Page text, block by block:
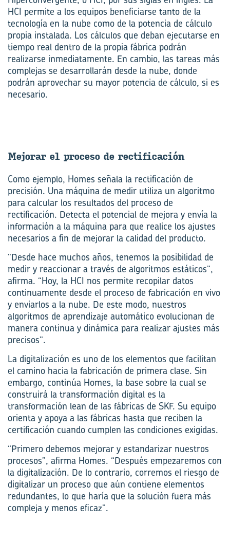
HCI permite a los equipos beneficiarse tanto de la
tecnología en la nube como de la potencia de cálculo
propia instalada. Los cálculos que deban ejecutarse en
tiempo real dentro de la propia fábrica podrán
realizarse inmediatamente. En cambio, las tareas más
complejas se desarrollarán desde la nube, donde
podrán aprovechar su mayor potencia de cálculo, si es
necesario.
Me­jo­rar el pro­ce­so de rec­ti­fi­ca­ción
Como ejemplo, Homes señala la rectificación de
precisión. Una máquina de medir utiliza un algoritmo
para calcular los resultados del proceso de
rectificación. Detecta el potencial de mejora y envía la
información a la máquina para que realice los ajustes
necesarios a fin de mejorar la calidad del producto.
“Desde hace muchos años, tenemos la posibilidad de
medir y reaccionar a través de algoritmos estáticos”,
afirma. “Hoy, la HCI nos permite recopilar datos
continuamente desde el proceso de fabricación en vivo
y enviarlos a la nube. De este modo, nuestros
algoritmos de aprendizaje automático evolucionan de
manera continua y dinámica para realizar ajustes más
precisos”.
La digitalización es uno de los elementos que facilitan
el camino hacia la fabricación de primera clase. Sin
embargo, continúa Homes, la base sobre la cual se
construirá la transformación digital es la
transformación lean de las fábricas de SKF. Su equipo
orienta y apoya a las fábricas hasta que reciben la
certificación cuando cumplen las condiciones exigidas.
“Primero debemos mejorar y estandarizar nuestros
procesos”, afirma Homes. “Después empezaremos con
la digitalización. De lo contrario, corremos el riesgo de
digitalizar un proceso que aún contiene elementos
redundantes, lo que haría que la solución fuera más
compleja y menos eficaz”.